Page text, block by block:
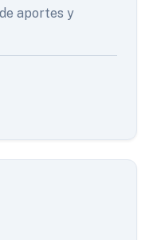
aportes y